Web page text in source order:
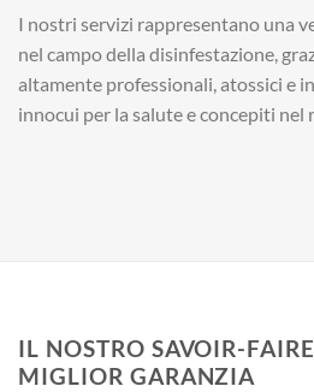
I nostri servizi rappresentano una
nel campo della disinfestazione,
altamente professionali, atossici e
innocui per la salute e concepiti nel
IL NOSTRO SAVOIR-
MIGLIOR GARANZIA